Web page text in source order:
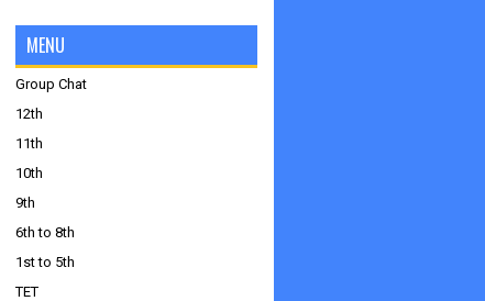
MENU
Group Chat
12th
11th
10th
9th
6th to 8th
1st to 5th
TET